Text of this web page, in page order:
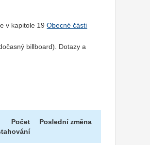
v kapitole 19Obecné části
billboard). Dotazy a
Počet
Poslední změna